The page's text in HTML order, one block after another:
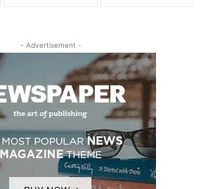
- Advertisement -